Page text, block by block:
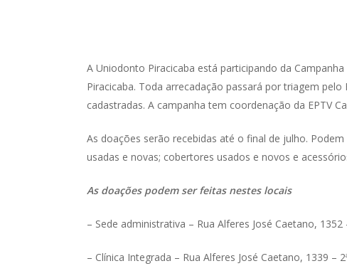
A Uniodonto Piracicaba está participando da
Piracicaba. Toda arrecadação passará por triagem
cadastradas. A campanha tem coordenação da EPTV
As doações serão recebidas até o final de julho.
usadas e novas; cobertores usados e novos e
As doações podem ser feitas nestes locais
– Sede administrativa – Rua Alferes José Caetano, 1352
– Clínica Integrada – Rua Alferes José Caetano, 1339 –